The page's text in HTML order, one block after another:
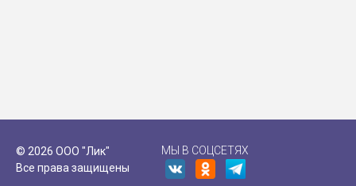
© 2026 ООО "Лик"
Все права защищены
МЫ В СОЦСЕТЯХ